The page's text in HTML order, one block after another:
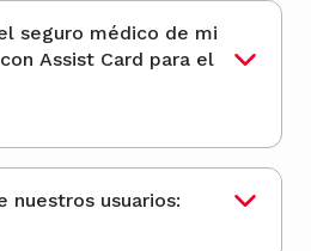
seguro médico de mi
nuestros usuarios: